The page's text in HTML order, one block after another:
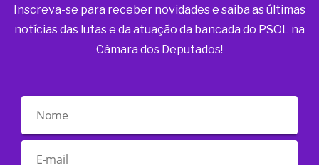
Inscreva-se para receber novidades e saiba as últimas
notícias das lutas e da atuação da bancada do PSOL na
Câmara dos Deputados!